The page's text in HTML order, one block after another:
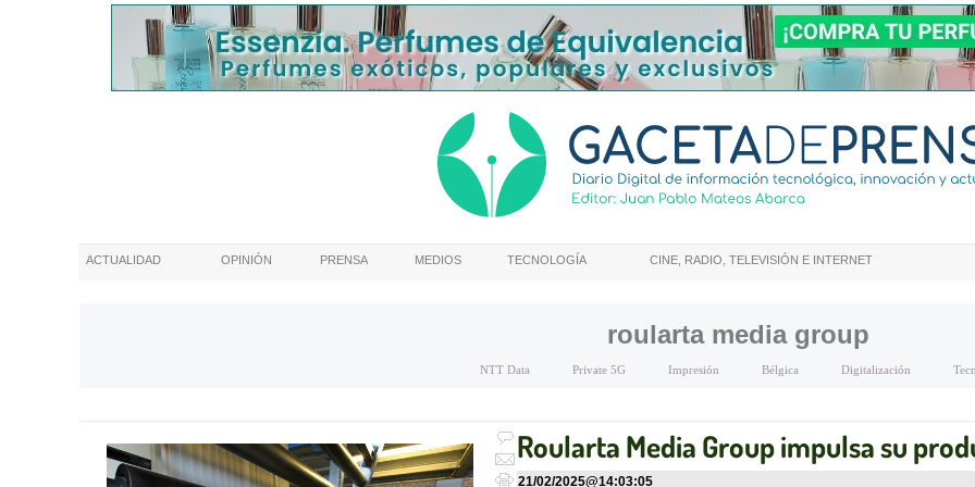
ACTUALIDAD OPINIÓN PRENSA MEDIOS TECNOLOGÍA CINE, RADIO, TELEVISIÓN E INTERNET
roularta media group
NTT Data Private 5G Impresión Bélgica Digitalización
Roularta Media Group impulsa su
21/02/2025@14:03:05